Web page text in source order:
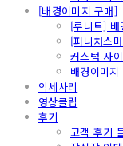
[배경이미지 구매]
[루니트] 배
[퍼니처스
커스텀 사
배경이미
악세사리
영상클립
후기
고객 후기